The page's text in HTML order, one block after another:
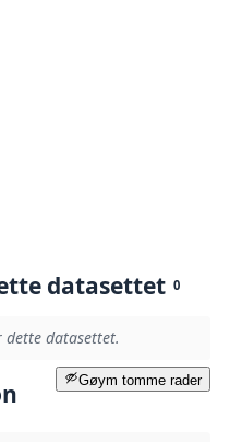
datasettet 0
datasettet.
Gøym tomme rader